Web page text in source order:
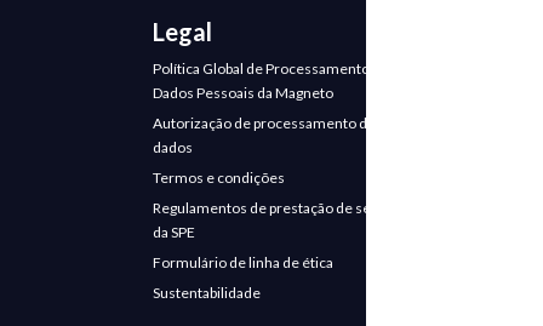
Legal
Política Global de Processamento de
Dados Pessoais da Magneto
Autorização de processamento de
dados
Termos e condições
Regulamentos de prestação de serviços
da SPE
Formulário de linha de ética
Sustentabilidade